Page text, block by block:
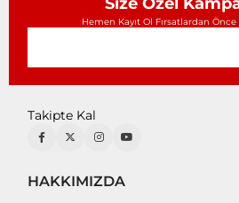
Hemen Kayıt Ol Fırsatlardan
Takipte Kal
HAKKIMIZDA